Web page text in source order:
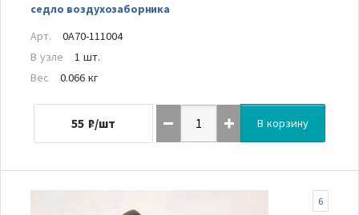
седло воздухозаборника
Арт.
0A70-111004
В узле
1 шт.
Вес
0.066 кг
55 ₽/шт В корзину
6